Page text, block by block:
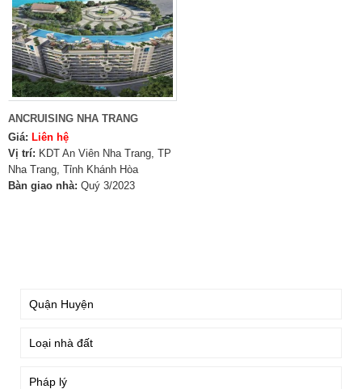
ANCRUISING NHA TRANG
Giá: Liên hệ
Vị trí: KDT An Viên Nha Trang, TP
Nha Trang, Tỉnh Khánh Hòa
Bàn giao nhà: Quý 3/2023